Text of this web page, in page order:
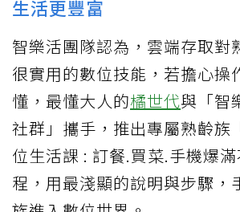
生活更豐富
智樂活團隊認為，雲端存取對
很實用的數位技能，若擔心操
懂，最懂大人的橘世代與「智
社群」攜手，推出專屬熟齡族
位生活課 : 訂餐.買菜.手機爆
程，用最淺顯的說明與步驟，